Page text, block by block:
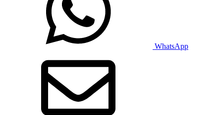
WhatsApp